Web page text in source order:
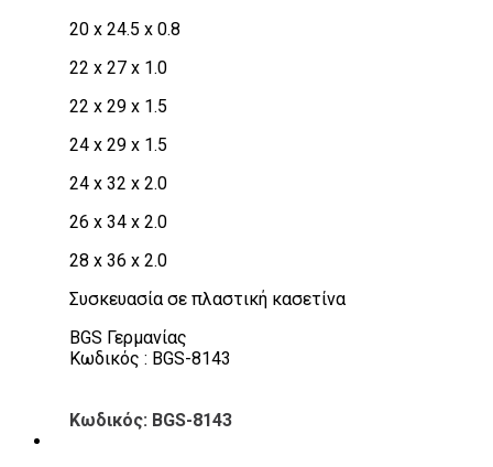
20 x 24.5 x 0.8
22 x 27 x 1.0
22 x 29 x 1.5
24 x 29 x 1.5
24 x 32 x 2.0
26 x 34 x 2.0
28 x 36 x 2.0
Συσκευασία σε πλαστική κασετίνα
BGS Γερμανίας
Κωδικός : BGS-8143
Κωδικός: BGS-8143